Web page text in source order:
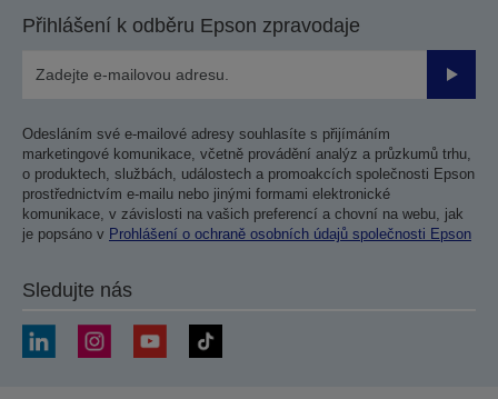
Přihlášení k odběru Epson zpravodaje
Odesláním své e-mailové adresy souhlasíte s přijímáním
marketingové komunikace, včetně provádění analýz a průzkumů trhu,
o produktech, službách, událostech a promoakcích společnosti Epson
prostřednictvím e-mailu nebo jinými formami elektronické
komunikace, v závislosti na vašich preferencí a chovní na webu, jak
je popsáno v Prohlášení o ochraně osobních údajů společnosti Epson
Sledujte nás